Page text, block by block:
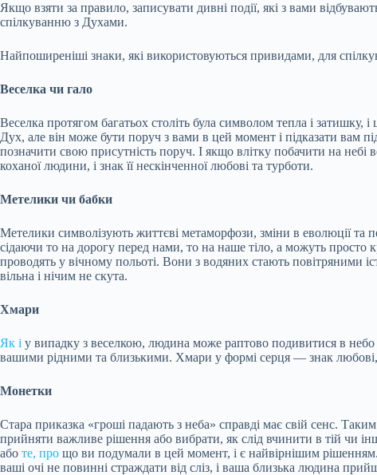
Якщо взяти за правило, записувати дивні події, які з вами
спілкуванню з Духами.
Найпоширеніші знаки, які використовуються привидами, для
Веселка чи гало
Веселка протягом багатьох століть була символом тепла і
Дух, але він може бути поруч з вами в цей момент і підказати вам
позначити свою присутність поруч. І якщо влітку побачити на небі
коханої людини, і знак її нескінченної любові та турботи.
Метелики чи бабки
Метелики символізують життєві метаморфози, зміни в еволюції та
сідаючи то на дорогу перед нами, то на наше тіло, а можуть
проводять у вічному польоті. Вони з водяних стають повітряними
вільна і нічим не скута.
Хмари
Як і у випадку з веселкою, людина може раптово подивитися в
вашими рідними та близькими. Хмари у формі серця — знак любові,
Монетки
Стара приказка «гроші падають з неба» справді має свій сенс.
прийняти важливе рішення або вибрати, як слід вчинити в тій чи
або те, про що ви подумали в цей момент, і є найвірнішим
ваші очі не повинні страждати від сліз, і ваша близька людина